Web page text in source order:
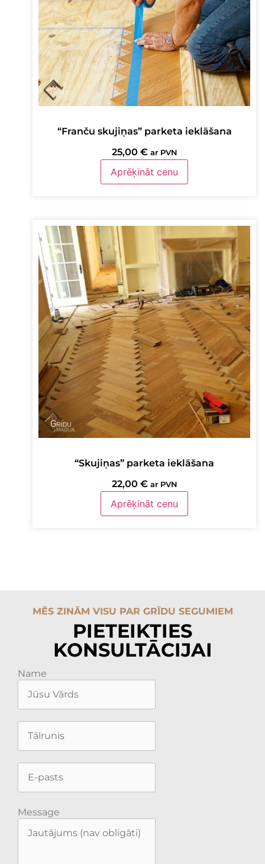
“Franču skujiņas” parketa ieklāšana
25,00 € ar PVN
Aprēķināt cenu
“Skujiņas” parketa ieklāšana
22,00 € ar PVN
Aprēķināt cenu
MĒS ZINĀM VISU PAR GRĪDU SEGUMIEM
PIETEIKTIES
KONSULTĀCIJAI
Name
Message